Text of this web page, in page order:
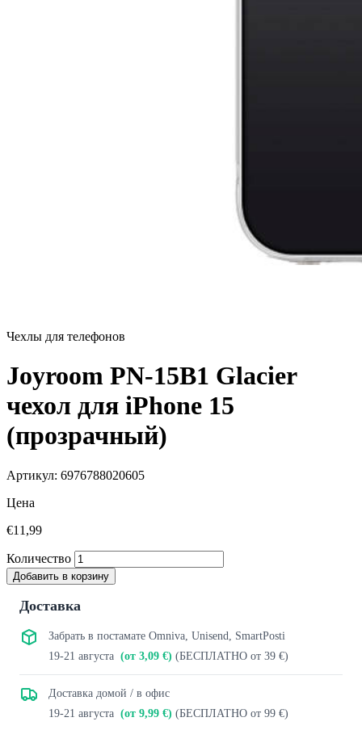
Чехлы для телефонов
Joyroom PN-15B1 Glacier
чехол для iPhone 15
(прозрачный)
Артикул: 6976788020605
Цена
€11,99
Количество
Добавить в корзину
Доставка
Забрать в постамате Omniva, Unisend, SmartPosti
19-21 августа (от 3,09 €) (БЕСПЛАТНО от 39 €)
Доставка домой / в офис
19-21 августа (от 9,99 €) (БЕСПЛАТНО от 99 €)